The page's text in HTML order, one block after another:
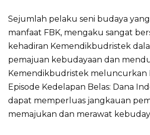
Sejumlah pelaku seni budaya
manfaat FBK, mengaku sangat
kehadiran Kemendikbudristek
pemajuan kebudayaan dan
Kemendikbudristek meluncurkan
Episode Kedelapan Belas: Dana
dapat memperluas jangkauan
memajukan dan merawat